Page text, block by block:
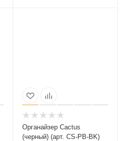
Органайзер Cactus
(черный) (арт. CS-PB-BK)